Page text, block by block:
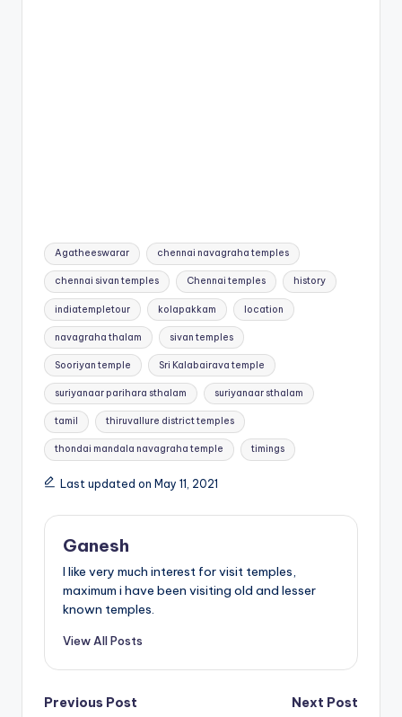
Tags:
Agatheeswarar chennai navagraha temples
chennai sivan temples Chennai temples history
indiatempletour kolapakkam location
navagraha thalam sivan temples
Sooriyan temple Sri Kalabairava temple
suriyanaar parihara sthalam suriyanaar sthalam
tamil thiruvallure district temples
thondai mandala navagraha temple timings
Last updated on May 11, 2021
Ganesh
I like very much interest for visit temples,
maximum i have been visiting old and lesser
known temples.
View All Posts
Post
Previous Post
Next Post